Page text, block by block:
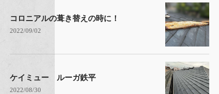
コロニアルの葺き替えの時に！
2022/09/02
ケイミュー ルーガ鉄平
2022/08/30